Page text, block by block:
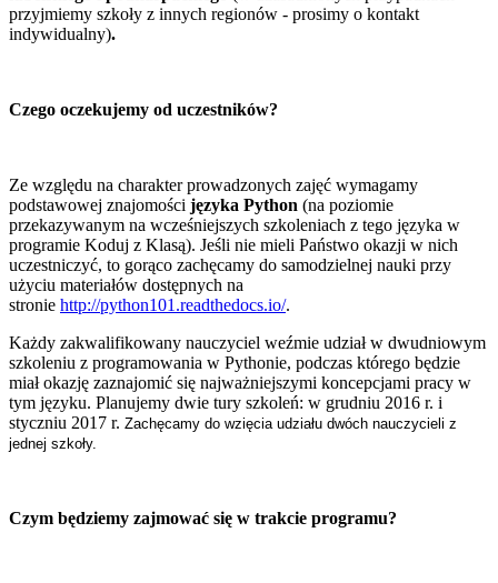
przyjmiemy szkoły z innych regionów - prosimy o kontakt
indywidualny).
Czego oczekujemy od uczestników?
Ze względu na charakter prowadzonych zajęć wymagamy
podstawowej znajomości języka Python (na poziomie
przekazywanym na wcześniejszych szkoleniach z tego języka w
programie Koduj z Klasą). Jeśli nie mieli Państwo okazji w nich
uczestniczyć, to gorąco zachęcamy do samodzielnej nauki przy
użyciu materiałów dostępnych na
stronie http://python101.readthedocs.io/.
Każdy zakwalifikowany nauczyciel weźmie udział w dwudniowym
szkoleniu z programowania w Pythonie, podczas którego będzie
miał okazję zaznajomić się najważniejszymi koncepcjami pracy w
tym języku. Planujemy dwie tury szkoleń: w grudniu 2016 r. i
styczniu 2017 r. Zachęcamy do wzięcia udziału dwóch nauczycieli z
jednej szkoły.
Czym będziemy zajmować się w trakcie programu?